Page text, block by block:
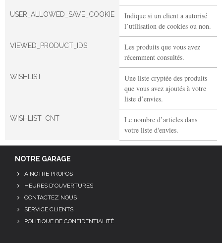
USER_ALLOWED_SAVE_COOKIE
Indique si un client a autorisé
l’utilisation de cookies ou non.
VIEWED_PRODUCT_IDS
Les produits que vous avez
récemment consultés.
WISHLIST
Une liste cryptée des produits
que vous avez ajoutés à votre
liste d’envies.
WISHLIST_CNT
Le nombre d’articles dans
votre liste d'envies.
NOTRE GARAGE
A NOTRE PROPOS
HEURES D'OUVERTURES
CONTACTEZ NOUS
SERVICE CLIENTS
POLITIQUE DE CONFIDENTIALITÉ